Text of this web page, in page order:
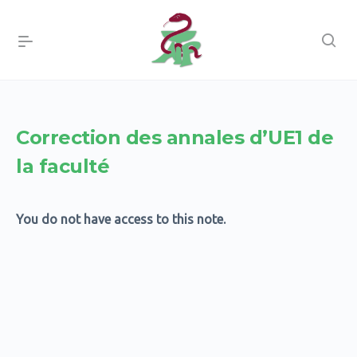
Correction des annales d’UE1 de
la faculté
You do not have access to this note.